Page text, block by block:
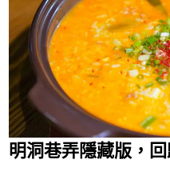
明洞巷弄隱藏版，